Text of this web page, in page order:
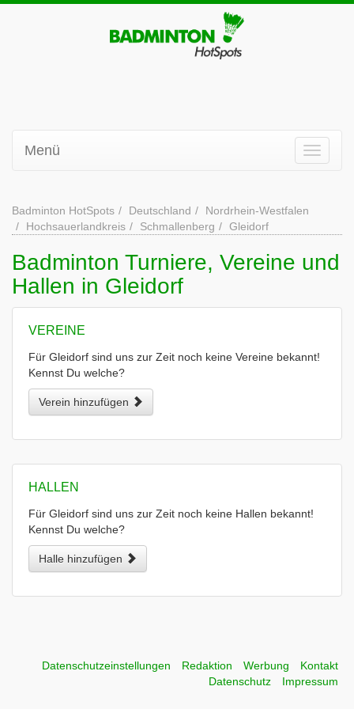
Menü
Badminton HotSpots Deutschland
Nordrhein-Westfalen
Hochsauerlandkreis
Schmallenberg Gleidorf
Badminton Turniere, Vereine und
Hallen in Gleidorf
VEREINE
Für Gleidorf sind uns zur Zeit noch keine Vereine bekannt!
Kennst Du welche?
Verein hinzufügen
HALLEN
Für Gleidorf sind uns zur Zeit noch keine Hallen bekannt!
Kennst Du welche?
Halle hinzufügen
Datenschutzeinstellungen Redaktion Werbung
Kontakt
Datenschutz
Impressum